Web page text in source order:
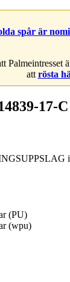
spår är
Palmeintresset
att rösta
17-C
(PU)
(wpu)